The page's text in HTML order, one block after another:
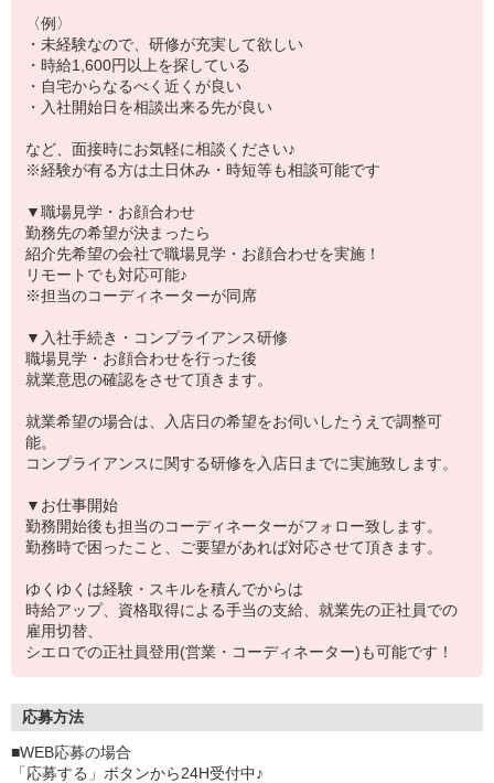
〈例〉
・未経験なので、研修が充実して欲しい
・時給1,600円以上を探している
・自宅からなるべく近くが良い
・入社開始日を相談出来る先が良い
など、面接時にお気軽に相談ください♪
※経験が有る方は土日休み・時短等も相談可能です
▼職場見学・お顔合わせ
勤務先の希望が決まったら
紹介先希望の会社で職場見学・お顔合わせを実施！
リモートでも対応可能♪
※担当のコーディネーターが同席
▼入社手続き・コンプライアンス研修
職場見学・お顔合わせを行った後
就業意思の確認をさせて頂きます。
就業希望の場合は、入店日の希望をお伺いしたうえで調整可
能。
コンプライアンスに関する研修を入店日までに実施致します。
▼お仕事開始
勤務開始後も担当のコーディネーターがフォロー致します。
勤務時で困ったこと、ご要望があれば対応させて頂きます。
ゆくゆくは経験・スキルを積んでからは
時給アップ、資格取得による手当の支給、就業先の正社員での
雇用切替、
シエロでの正社員登用(営業・コーディネーター)も可能です！
応募方法
■WEB応募の場合
「応募する」ボタンから24H受付中♪